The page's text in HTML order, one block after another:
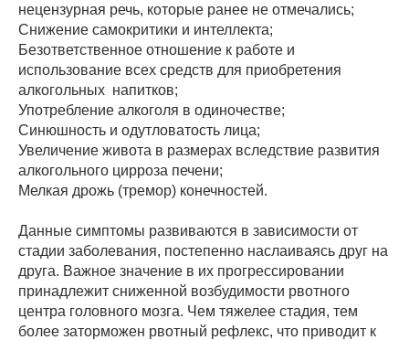
нецензурная речь, которые ранее не отмечались;
Снижение самокритики и интеллекта;
Безответственное отношение к работе и
использование всех средств для приобретения
алкогольных напитков;
Употребление алкоголя в одиночестве;
Синюшность и одутловатость лица;
Увеличение живота в размерах вследствие развития
алкогольного цирроза печени;
Мелкая дрожь (тремор) конечностей.
Данные симптомы развиваются в зависимости от
стадии заболевания, постепенно наслаиваясь друг на
друга. Важное значение в их прогрессировании
принадлежит сниженной возбудимости рвотного
центра головного мозга. Чем тяжелее стадия, тем
более заторможен рвотный рефлекс, что приводит к